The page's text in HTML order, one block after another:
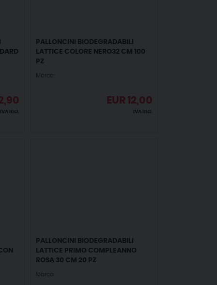
IVA incl.
PALLONCINI BIODEGRADABILI
LATTICE COLORE NERO32 CM 100
PZ
Marca:
EUR 12,00
IVA incl.
PALLONCINI BIODEGRADABILI
LATTICE PRIMO COMPLEANNO
ROSA 30 CM 20 PZ
Marca: